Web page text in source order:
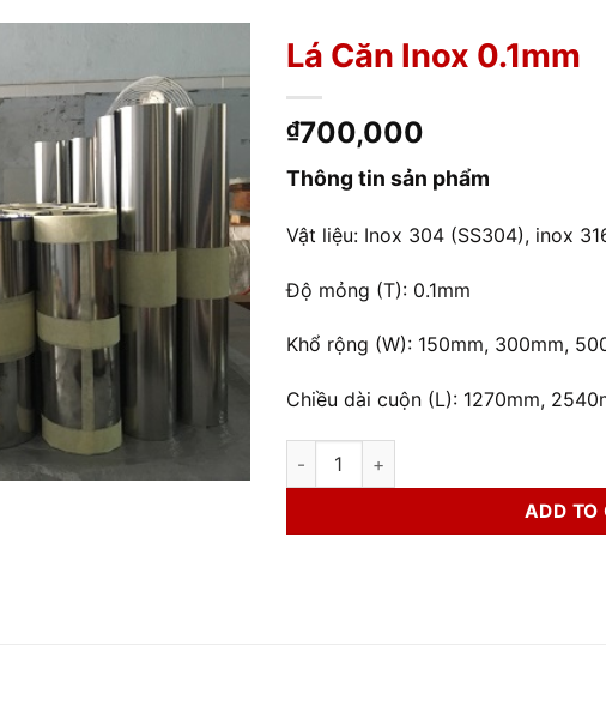
Lá Căn Inox 0.1mm
₫700,000
Thông tin sản phẩm
Vật liệu: Inox 304 (SS304), inox
Độ mỏng (T): 0.1mm
Khổ rộng (W): 150mm, 300mm,
Chiều dài cuộn (L): 1270mm,
Lá Căn Inox 0.1mm quantity
ADD TO